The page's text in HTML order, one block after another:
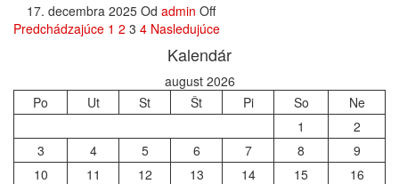
17. decembra 2025 Od admin Off
Stránkovanie
Predchádzajúce 1 2 3 4 Nasledujúce
Kalendár
august 2026
Po
Ut St Št Pi So
Ne
1
2
3
4 5 6 7 8
9
10
11 12 13 14 15
16